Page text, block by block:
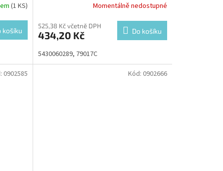
(1 KS)
košíku
Momentálně nedostupné
525,38 Kč včetně DPH
434,20 Kč Do košíku
5430060289, 79017C
0902585 Kód: 0902666